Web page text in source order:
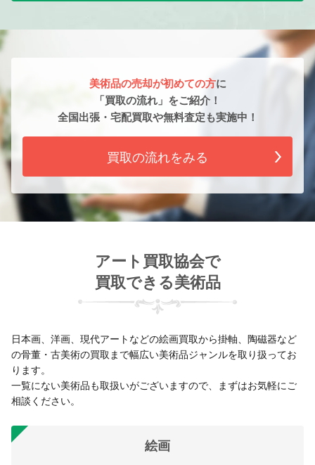
美術品の売却が初めての方に
「買取の流れ」をご紹介！
全国出張・宅配買取や無料査定も実施中！
買取の流れをみる
アート買取協会で
買取できる美術品
日本画、洋画、現代アートなどの絵画買取から掛軸、陶磁器など
の骨董・古美術の買取まで幅広い美術品ジャンルを取り扱ってお
ります。
一覧にない美術品も取扱いがございますので、まずはお気軽にご
相談ください。
絵画